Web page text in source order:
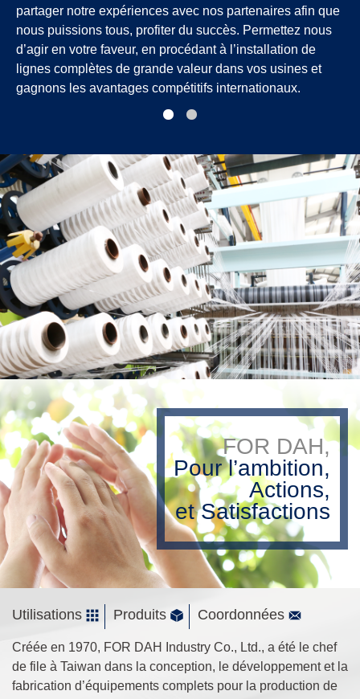
partager notre expériences avec nos partenaires afin que
nous puissions tous, profiter du succès. Permettez nous
d’agir en votre faveur, en procédant à l’installation de
lignes complètes de grande valeur dans vos usines et
gagnons les avantages compétitifs internationaux.
FOR DAH,
Pour l’ambition,
Actions,
et Satisfactions
Utilisations Produits Coordonnées
Créée en 1970, FOR DAH Industry Co., Ltd., a été le chef
de file à Taiwan dans la conception, le développement et la
fabrication d’équipements complets pour la production de